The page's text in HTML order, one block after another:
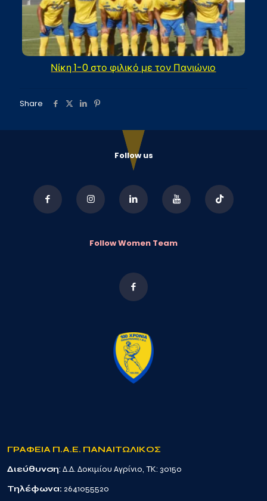
Νίκη 1-0 στο φιλικό με τον Πανιώνιο
Share
Follow us
Follow Women Team
ΓΡΑΦΕΙΑ Π.Α.Ε. ΠΑΝΑΙΤΩΛΙΚΟΣ
Διεύθυνση: Δ.Δ. Δοκιμίου Αγρίνιο, TK: 30150
Τηλέφωνα: 2641055520